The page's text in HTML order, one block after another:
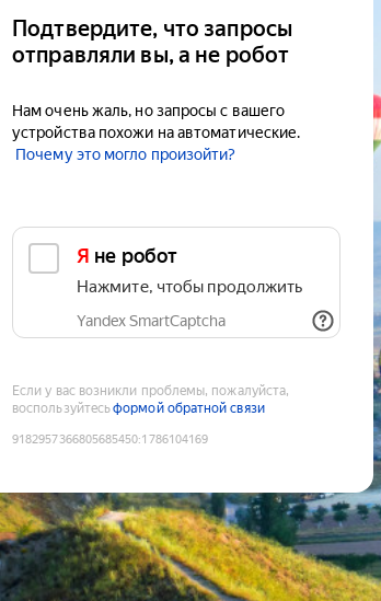
Подтвердите, что запросы
отправляли вы, а не робот
Нам очень жаль, но запросы с вашего
устройства похожи на автоматические.
Почему это могло произойти?
Я не робот
Нажмите, чтобы продолжить
Yandex SmartCaptcha
Если у вас возникли проблемы, пожалуйста,
воспользуйтесьформой обратной связи
9182957366805685450:1786104169